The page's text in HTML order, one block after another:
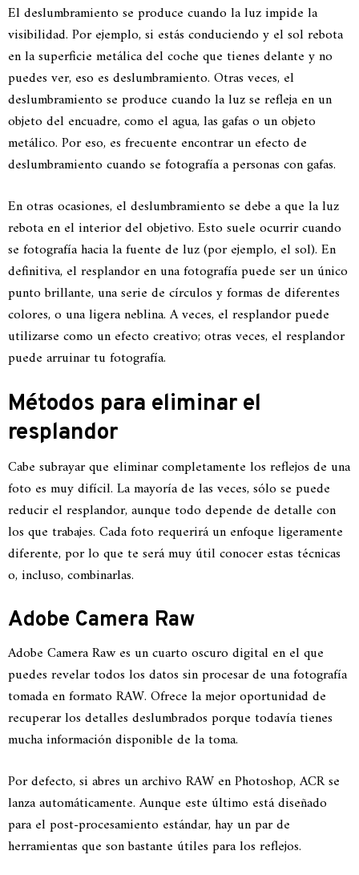
El deslumbramiento se produce cuando la luz impide la
visibilidad. Por ejemplo, si estás conduciendo y el sol rebota
en la superficie metálica del coche que tienes delante y no
puedes ver, eso es deslumbramiento. Otras veces, el
deslumbramiento se produce cuando la luz se refleja en un
objeto del encuadre, como el agua, las gafas o un objeto
metálico. Por eso, es frecuente encontrar un efecto de
deslumbramiento cuando se fotografía a personas con gafas.
En otras ocasiones, el deslumbramiento se debe a que la luz
rebota en el interior del objetivo. Esto suele ocurrir cuando
se fotografía hacia la fuente de luz (por ejemplo, el sol). En
definitiva, el resplandor en una fotografía puede ser un único
punto brillante, una serie de círculos y formas de diferentes
colores, o una ligera neblina. A veces, el resplandor puede
utilizarse como un efecto creativo; otras veces, el resplandor
puede arruinar tu fotografía.
Métodos para eliminar el
resplandor
Cabe subrayar que eliminar completamente los reflejos de una
foto es muy difícil. La mayoría de las veces, sólo se puede
reducir el resplandor, aunque todo depende de detalle con
los que trabajes. Cada foto requerirá un enfoque ligeramente
diferente, por lo que te será muy útil conocer estas técnicas
o, incluso, combinarlas.
Adobe Camera Raw
Adobe Camera Raw es un cuarto oscuro digital en el que
puedes revelar todos los datos sin procesar de una fotografía
tomada en formato RAW. Ofrece la mejor oportunidad de
recuperar los detalles deslumbrados porque todavía tienes
mucha información disponible de la toma.
Por defecto, si abres un archivo RAW en Photoshop, ACR se
lanza automáticamente. Aunque este último está diseñado
para el post-procesamiento estándar, hay un par de
herramientas que son bastante útiles para los reflejos.